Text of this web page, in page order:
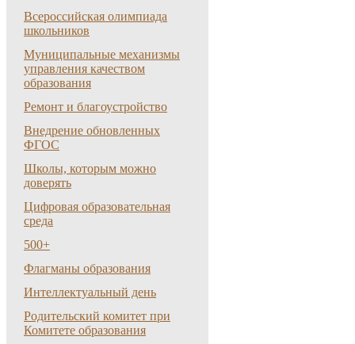
Всероссийская олимпиада
школьников
Муниципальные механизмы
управления качеством
образования
Ремонт и благоустройство
Внедрение обновленных
ФГОС
Школы, которым можно
доверять
Цифровая образовательная
среда
500+
Флагманы образования
Интеллектуальный день
Родительский комитет при
Комитете образования